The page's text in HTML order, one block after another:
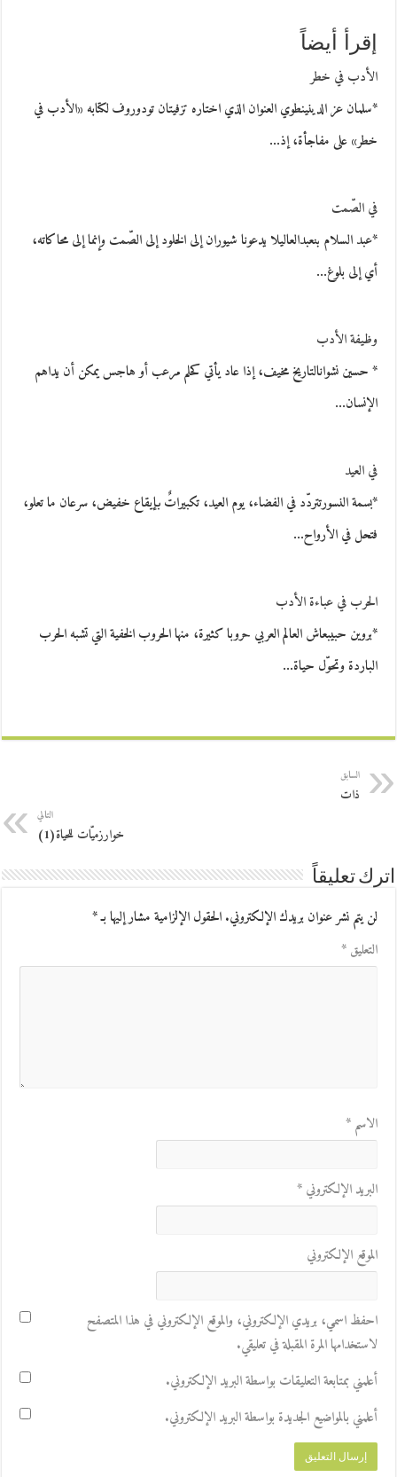
إقرأ أيضاً
الأدب في خطر
*سلمان عز الدينينطوي العنوان الذي اختاره تزفيتان تودوروف لكتابه «الأدب في
خطر» على مفاجأة، إذ…
في الصّمت
*عبد السلام بنعبدالعاليلا يدعونا شيوران إلى الخلود إلى الصّمت وإنما إلى محاكاته،
أي إلى بلوغ…
وظيفة الأدب
* حسين نشوانالتاريخ مخيف، إذا عاد يأتي كحلم مرعب أو هاجس يمكن أن يداهم
الإنسان…
في العيد
*بسمة النسورتتردّد في الفضاء، يوم العيد، تكبيراتٌ بإيقاع خفيض، سرعان ما تعلو،
فتحل في الأرواح…
الحرب في عباءة الأدب
*بروين حبيبعاش العالم العربي حروبا كثيرة، منها الحروب الخفية التي تشبه الحرب
الباردة وتحوّل حياة…
السابق
ذات
التالي
خوارزميّات للحياة(1)
اترك تعليقاً
لن يتم نشر عنوان بريدك الإلكتروني.الحقول الإلزامية مشار إليها بـ*
التعليق*
الاسم*
البريد الإلكتروني*
الموقع الإلكتروني
احفظ اسمي، بريدي الإلكتروني، والموقع الإلكتروني في هذا المتصفح
لاستخدامها المرة المقبلة في تعليقي.
أعلمني بمتابعة التعليقات بواسطة البريد الإلكتروني.
أعلمني بالمواضيع الجديدة بواسطة البريد الإلكتروني.